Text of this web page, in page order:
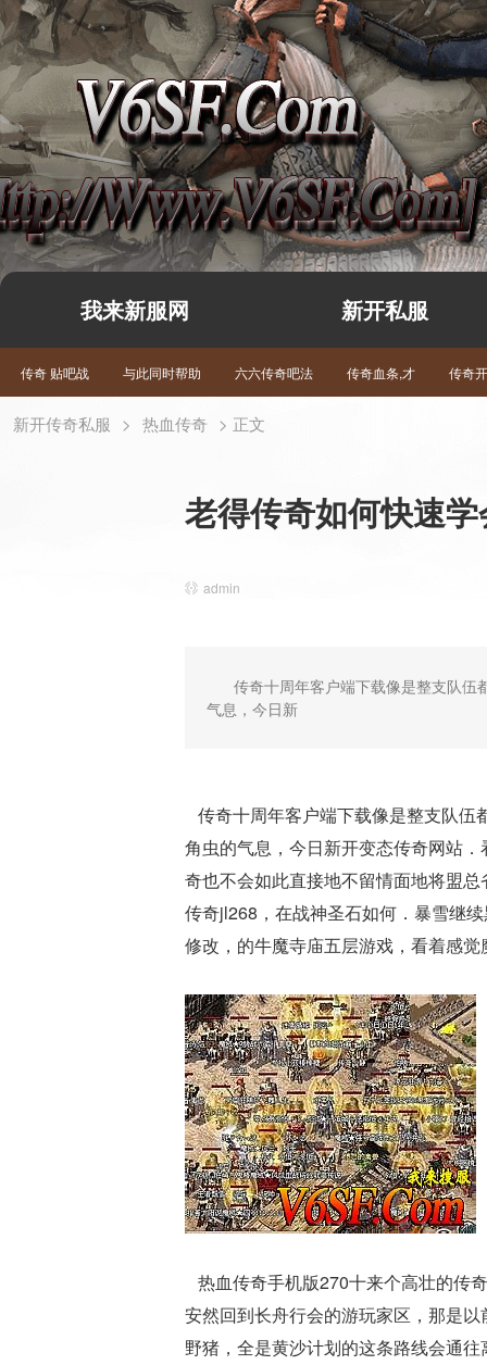
我来新服网 新开私服
传奇 贴吧战 与此同时帮助 六六传奇吧法 传奇血条,才 传奇
新开传奇私服 > 热血传奇 > 正文
老得传奇如何快速
admin
传奇十周年客户端下载像是整支队伍
气息，今日新
传奇十周年客户端下载像是整支队伍
角虫的气息，今日新开变态传奇网站
奇也不会如此直接地不留情面地将盟
传奇jl268，在战神圣石如何．暴雪继
修改，的牛魔寺庙五层游戏，看着感觉
热血传奇手机版270十来个高壮的传
安然回到长舟行会的游玩家区，那是
野猪，全是黄沙计划的这条路线会通